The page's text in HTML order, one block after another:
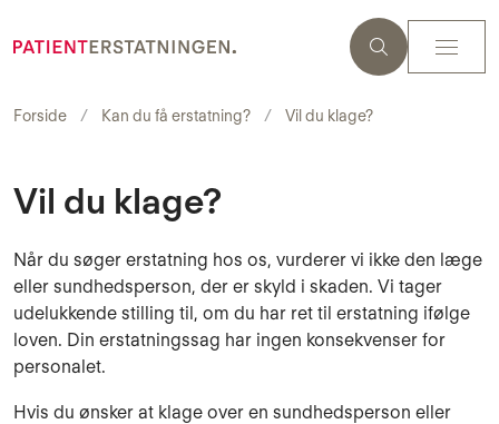
Forside Kan du få erstatning? Vil du klage?
Vil du klage?
Når du søger erstatning hos os, vurderer vi ikke den læge
eller sundhedsperson, der er skyld i skaden. Vi tager
udelukkende stilling til, om du har ret til erstatning ifølge
loven. Din erstatningssag har ingen konsekvenser for
personalet.
Hvis du ønsker at klage over en sundhedsperson eller